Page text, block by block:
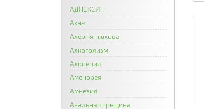
АДНЕКСИТ
Акне
Алергія нюхова
Алкоголизм
Алопеция
Аменорея
Амнезия
Анальная трещина